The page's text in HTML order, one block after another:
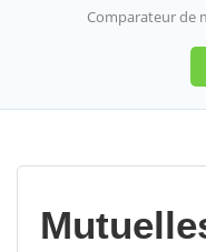
Comparateur de